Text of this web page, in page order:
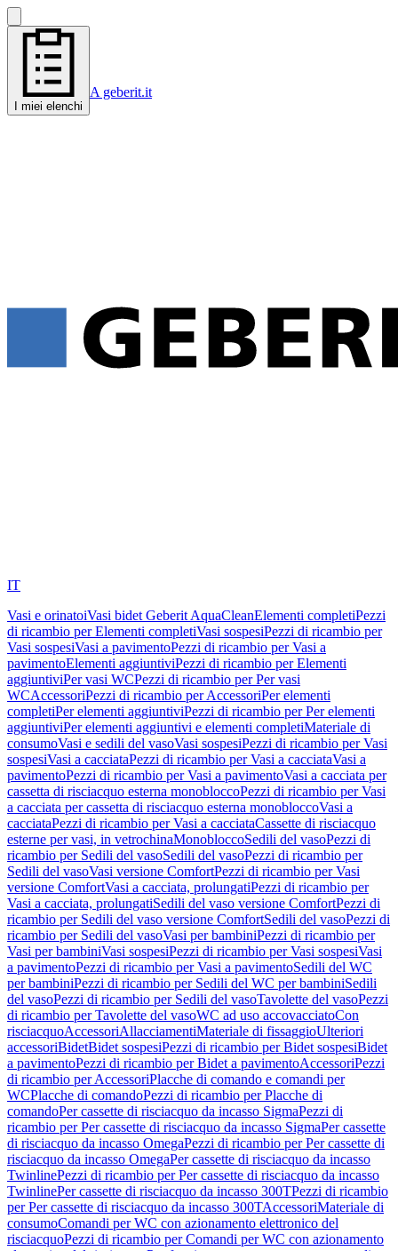
I miei elenchi
A geberit.it
IT
Vasi e orinatoiVasi bidet Geberit AquaCleanElementi completiPezzi
di ricambio per Elementi completiVasi sospesiPezzi di ricambio per
Vasi sospesiVasi a pavimentoPezzi di ricambio per Vasi a
pavimentoElementi aggiuntiviPezzi di ricambio per Elementi
aggiuntiviPer vasi WCPezzi di ricambio per Per vasi
WCAccessoriPezzi di ricambio per AccessoriPer elementi
completiPer elementi aggiuntiviPezzi di ricambio per Per elementi
aggiuntiviPer elementi aggiuntivi e elementi completiMateriale di
consumoVasi e sedili del vasoVasi sospesiPezzi di ricambio per Vasi
sospesiVasi a cacciataPezzi di ricambio per Vasi a cacciataVasi a
pavimentoPezzi di ricambio per Vasi a pavimentoVasi a cacciata per
cassetta di risciacquo esterna monobloccoPezzi di ricambio per Vasi
a cacciata per cassetta di risciacquo esterna monobloccoVasi a
cacciataPezzi di ricambio per Vasi a cacciataCassette di risciacquo
esterne per vasi, in vetrochinaMonobloccoSedili del vasoPezzi di
ricambio per Sedili del vasoSedili del vasoPezzi di ricambio per
Sedili del vasoVasi versione ComfortPezzi di ricambio per Vasi
versione ComfortVasi a cacciata, prolungatiPezzi di ricambio per
Vasi a cacciata, prolungatiSedili del vaso versione ComfortPezzi di
ricambio per Sedili del vaso versione ComfortSedili del vasoPezzi di
ricambio per Sedili del vasoVasi per bambiniPezzi di ricambio per
Vasi per bambiniVasi sospesiPezzi di ricambio per Vasi sospesiVasi
a pavimentoPezzi di ricambio per Vasi a pavimentoSedili del WC
per bambiniPezzi di ricambio per Sedili del WC per bambiniSedili
del vasoPezzi di ricambio per Sedili del vasoTavolette del vasoPezzi
di ricambio per Tavolette del vasoWC ad uso accovacciatoCon
risciacquoAccessoriAllacciamentiMateriale di fissaggioUlteriori
accessoriBidetBidet sospesiPezzi di ricambio per Bidet sospesiBidet
a pavimentoPezzi di ricambio per Bidet a pavimentoAccessoriPezzi
di ricambio per AccessoriPlacche di comando e comandi per
WCPlacche di comandoPezzi di ricambio per Placche di
comandoPer cassette di risciacquo da incasso SigmaPezzi di
ricambio per Per cassette di risciacquo da incasso SigmaPer cassette
di risciacquo da incasso OmegaPezzi di ricambio per Per cassette di
risciacquo da incasso OmegaPer cassette di risciacquo da incasso
TwinlinePezzi di ricambio per Per cassette di risciacquo da incasso
TwinlinePer cassette di risciacquo da incasso 300TPezzi di ricambio
per Per cassette di risciacquo da incasso 300TAccessoriMateriale di
consumoComandi per WC con azionamento elettronico del
risciacquoPezzi di ricambio per Comandi per WC con azionamento